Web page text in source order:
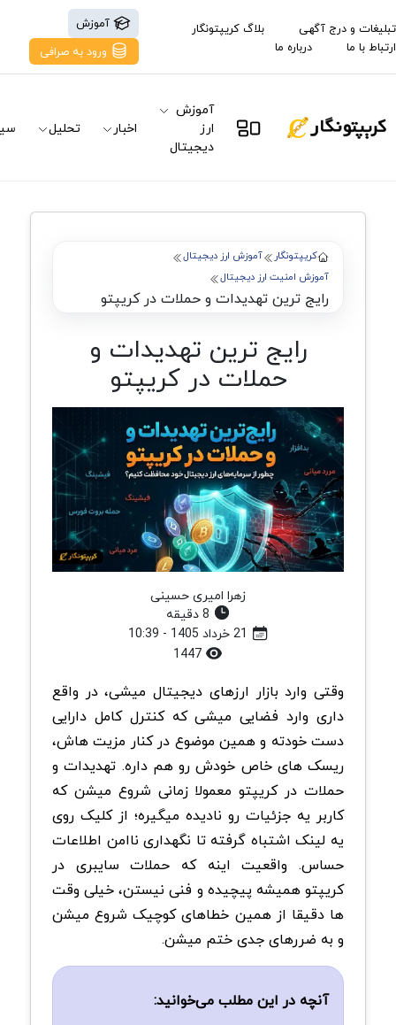
تبلیغات و درج آگهی
بلاگ کریپتونگار
ارتباط با ما
درباره ما
آموزش
ورود به صرافی
آموزش
ارز
دیجیتال
اخبار تحلیل
کریپتونگار
آموزش ارز دیجیتال
آموزش امنیت ارز دیجیتال
رایج ترین تهدیدات و حملات در کریپتو
رایج ترین تهدیدات و
حملات در کریپتو
زهرا امیری حسینی
وقتی وارد بازار ارزهای دیجیتال میشی، در واقع
داری وارد فضایی میشی که کنترل کامل دارایی
دست خودته و همین موضوع در کنار مزیت هاش،
ریسک های خاص خودش رو هم داره. تهدیدات و
حملات در کریپتو معمولا زمانی شروع میشن که
کاربر یه جزئیات رو نادیده میگیره؛ از کلیک روی
یه لینک اشتباه گرفته تا نگهداری ناامن اطلاعات
حساس. واقعیت اینه که حملات سایبری در
کریپتو همیشه پیچیده و فنی نیستن، خیلی وقت
ها دقیقا از همین خطاهای کوچیک شروع میشن
و به ضررهای جدی ختم میشن.
آنچه در این مطلب می‌خوانید: